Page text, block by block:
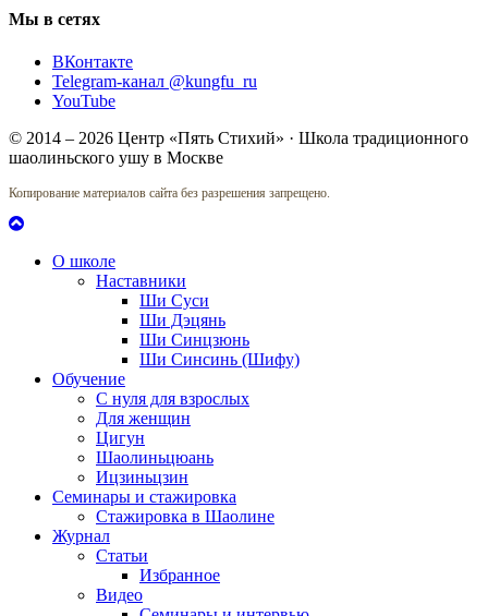
Мы в сетях
ВКонтакте
Telegram-канал @kungfu_ru
YouTube
© 2014 – 2026 Центр «Пять Стихий» · Школа традиционного
шаолиньского ушу в Москве
Копирование материалов сайта без разрешения запрещено.
О школе
Наставники
Ши Суси
Ши Дэцянь
Ши Синцзюнь
Ши Синсинь (Шифу)
Обучение
С нуля для взрослых
Для женщин
Цигун
Шаолиньцюань
Ицзиньцзин
Семинары и стажировка
Стажировка в Шаолине
Журнал
Статьи
Избранное
Видео